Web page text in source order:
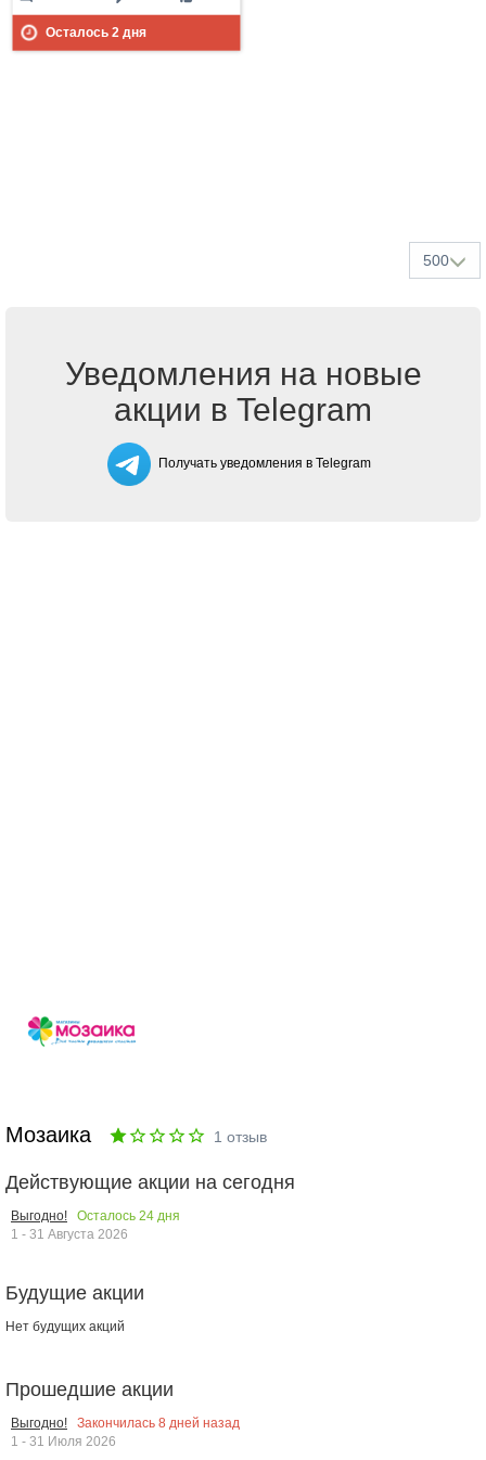
Осталось 2дня
500
Уведомления на новые
акции в Telegram
Получать уведомления в Telegram
Мозаика 1 отзыв
Действующие акции на сегодня
Выгодно! Осталось 24 дня
1 - 31 Августа 2026
Будущие акции
Нет будущих акций
Прошедшие акции
Выгодно! Закончилась 8 дней назад
1 - 31 Июля 2026